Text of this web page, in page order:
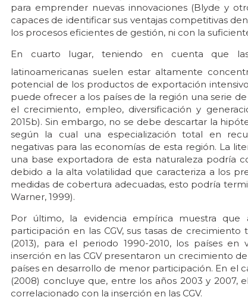
para emprender nuevas innovaciones (Blyde y
capaces de identificar sus ventajas competitivas
los procesos eficientes de gestión, ni con la
En cuarto lugar, teniendo en cuenta que
latinoamericanas suelen estar altamente
potencial de los productos de exportación
puede ofrecer a los países de la región una serie
el crecimiento, empleo, diversificación y
2015b). Sin embargo, no se debe descartar la
según la cual una especialización total en
negativas para las economías de esta región. La
una base exportadora de esta naturaleza podría
debido a la alta volatilidad que caracteriza a los
medidas de cobertura adecuadas, esto podría
Warner, 1999).
Por último, la evidencia empírica muestra
participación en las CGV, sus tasas de
(2013), para el periodo 1990-2010, los países
inserción en las CGV presentaron un crecimiento
países en desarrollo de menor participación. En el
(2008) concluye que, entre los años 2003 y
correlacionado con la inserción en las CGV.